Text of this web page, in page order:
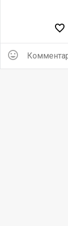
insert_emoticon